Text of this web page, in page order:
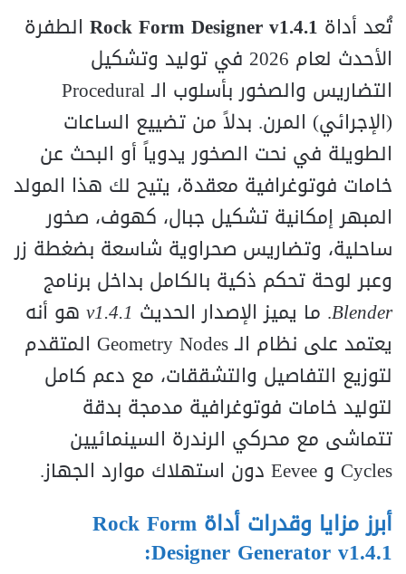
تُعد أداة Rock Form Designer v1.4.1 الطفرة
الأحدث لعام 2026 في توليد وتشكيل
التضاريس والصخور بأسلوب الـ
Procedural
(الإجرائي) المرن. بدلاً من تضييع الساعات
الطويلة في نحت الصخور يدوياً أو البحث عن
خامات فوتوغرافية معقدة، يتيح لك هذا المولد
المبهر إمكانية تشكيل جبال، كهوف، صخور
ساحلية، وتضاريس صحراوية شاسعة بضغطة زر
وعبر لوحة تحكم ذكية بالكامل بداخل برنامج
Blender. ما يميز الإصدار الحديث v1.4.1 هو أنه
يعتمد على نظام الـ
GeometryNodes
المتقدم
لتوزيع التفاصيل والتشققات، مع دعم كامل
لتوليد خامات فوتوغرافية مدمجة بدقة
تتماشى مع محركي الرندرة السينمائيين
Cycles و Eevee دون استهلاك موارد الجهاز.
أبرز مزايا وقدرات أداة Rock Form
Designer Generator v1.4.1: